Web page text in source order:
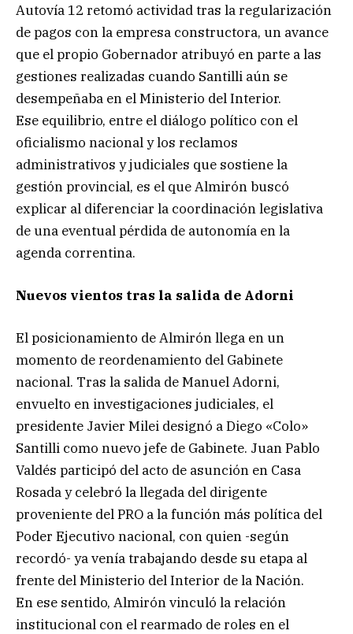
Autovía 12 retomó actividad tras la regularización
de pagos con la empresa constructora, un avance
que el propio Gobernador atribuyó en parte a las
gestiones realizadas cuando Santilli aún se
desempeñaba en el Ministerio del Interior.
Ese equilibrio, entre el diálogo político con el
oficialismo nacional y los reclamos
administrativos y judiciales que sostiene la
gestión provincial, es el que Almirón buscó
explicar al diferenciar la coordinación legislativa
de una eventual pérdida de autonomía en la
agenda correntina.
Nuevos vientos tras la salida de Adorni
El posicionamiento de Almirón llega en un
momento de reordenamiento del Gabinete
nacional. Tras la salida de Manuel Adorni,
envuelto en investigaciones judiciales, el
presidente Javier Milei designó a Diego «Colo»
Santilli como nuevo jefe de Gabinete. Juan Pablo
Valdés participó del acto de asunción en Casa
Rosada y celebró la llegada del dirigente
proveniente del PRO a la función más política del
Poder Ejecutivo nacional, con quien -según
recordó- ya venía trabajando desde su etapa al
frente del Ministerio del Interior de la Nación.
En ese sentido, Almirón vinculó la relación
institucional con el rearmado de roles en el